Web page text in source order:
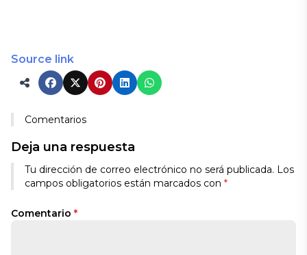
Source link
Comentarios
Deja una respuesta
Tu dirección de correo electrónico no será publicada. Los
campos obligatorios están marcados con *
Comentario *